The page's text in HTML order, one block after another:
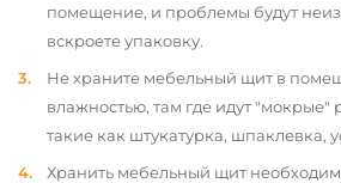
помещение, и проблемы будут
вскроете упаковку.
Не храните мебельный щит в
влажностью, там где идут "мокрые"
такие как штукатурка, шпаклевка,
Хранить мебельный щит